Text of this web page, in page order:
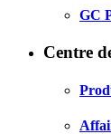
GC
Centre